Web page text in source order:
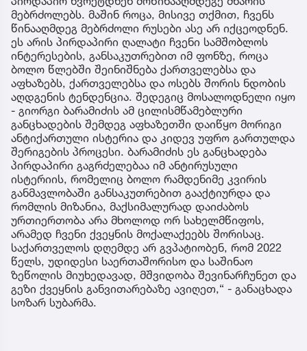
მებრძოლებს. მაშინ როცა, მისივე თქმით, ჩვენს
წინააღმდეგ მებრძოლი რუსები ასე არ იქცეოდნენ.
ეს არის პირდაპირი ღალატი ჩვენი სამშობლოს
ინტერესების, განსაკუთრებით იმ ფონზე, როცა
ბოლო წლებში შეინიშნება ქართველებსა და
აფხაზებს, ქართველებსა და ოსებს შორის ნდობის
აღდგენის ტენდენცია. შედეგიც მოსალოდნელი იყო
- გიორგი ბარამიძის ამ ცილისმწამებლური
განცხადების შემდეგ აფხაზეთში დაიწყო მორიგი
ანტიქართული ისტერია და კიდევ უფრო გართულდა
შერიგების პროცესი. ბარამიძის ეს განცხადება
პირდაპირი გაგრძელებაა იმ ანტირუსული
ისტერიის, რომელიც ბოლო რამდენიმე კვირის
განმავლობაში განსაკუთრებით გააქტიურდა და
რომლის მიზანია, მაქსიმალურად დაიძაბოს
ურთიერთობა არა მხოლოდ ორ სახელმწიფოს,
არამედ ჩვენი ქვეყნის მოქალაქეებს შორისაც.
საქართველოს დღემდე არ გვპატიობენ, რომ 2022
წელს, უდიდესი საერთაშორისო და საშინაო
ზეწოლის მიუხედავად, მშვიდობა შევინარჩუნეთ და
გეზი ქვეყნის განვითარებაზე ავიღეთ,“ - განაცხადა
სოზარ სუბარმა.